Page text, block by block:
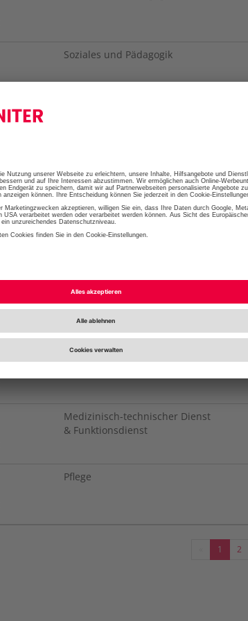
Soziales und Pädagogik
Soziales und Pädagogik
Soziales und Pädagogik
Soziales und Pädagogik
Medizinisch-technischer Dienst
Medizinisch-technischer Dienst
& Funktionsdienst
Pflege
SeitenVorherige
Seite
1
Aktuelle
2